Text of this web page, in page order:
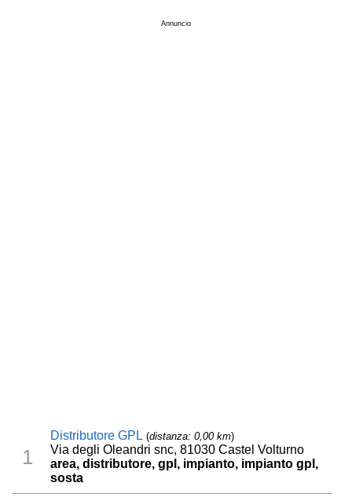
Annuncio
1
Distributore GPL (distanza: 0,00 km)
Via degli Oleandri snc, 81030 Castel Volturno
area, distributore, gpl, impianto, impianto gpl,
sosta